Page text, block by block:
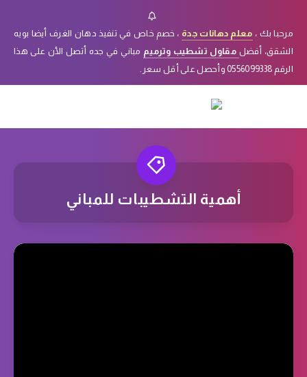
مرحبا بك ، معلم دهانات جدة ، خصم خاص في تنفيذ دهان الغرف أيضا بويه
الشقق، أفضل مقاول تشطيب وترميم مباني في جده أتصل الأن على هذا
الرقم 0556099338 وأحصل على أقل سعر.
أهمية التشطيبات للمباني